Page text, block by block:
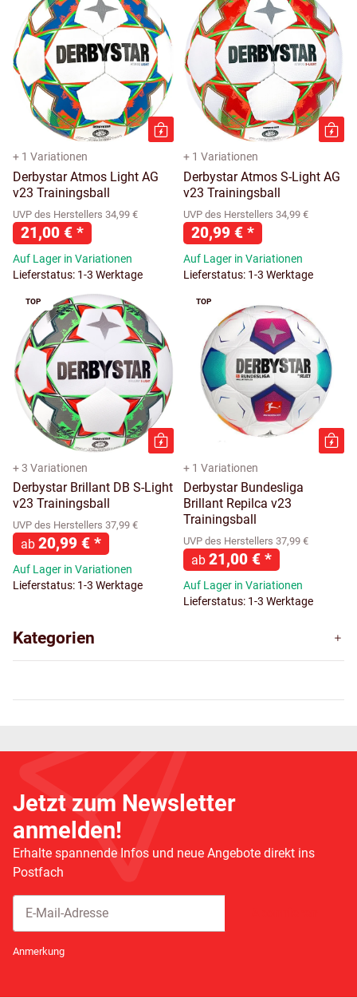
+ 1 Variationen
Derbystar Atmos Light AG
v23 Trainingsball
UVP des Herstellers 34,99 €
21,00 € *
Auf Lager in Variationen
Lieferstatus: 1-3 Werktage
+ 1 Variationen
Derbystar Atmos S-Light AG
v23 Trainingsball
UVP des Herstellers 34,99 €
20,99 € *
Auf Lager in Variationen
Lieferstatus: 1-3 Werktage
TOP
+ 3 Variationen
Derbystar Brillant DB S-Light
v23 Trainingsball
UVP des Herstellers 37,99 €
ab 20,99 € *
Auf Lager in Variationen
Lieferstatus: 1-3 Werktage
TOP
+ 1 Variationen
Derbystar Bundesliga
Brillant Repilca v23
Trainingsball
UVP des Herstellers 37,99 €
ab 21,00 € *
Auf Lager in Variationen
Lieferstatus: 1-3 Werktage
Kategorien
Jetzt zum Newsletter
anmelden!
Erhalte spannende Infos und neue Angebote direkt ins
Postfach
Anmerkung